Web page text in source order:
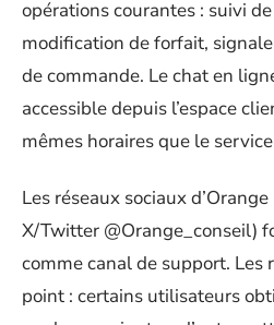
opérations courantes : suivi
modification de forfait,
de commande. Le chat en
accessible depuis l’espace
mêmes horaires que le
Les réseaux sociaux
X/Twitter @Orange_conseil)
comme canal de support. Les
point : certains utilisateurs